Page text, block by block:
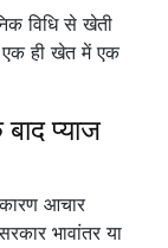
विधि से खेती
एक ही खेत में एक
प्याज
आचार
भावांतर या